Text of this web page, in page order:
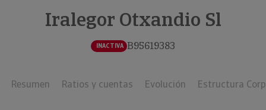
· Recuperación de
Investigada
Iralegor Otxandio Sl
INACTIVA B95619383
Resumen Ratios y cuentas Evolución Estructura